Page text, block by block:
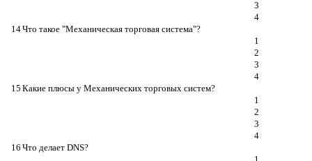
3
4
14Что такое "Механическая торговая система"?
1
2
3
4
15 Какие плюсы у Механических торговых систем?
1
2
3
4
16 Что делает DNS?